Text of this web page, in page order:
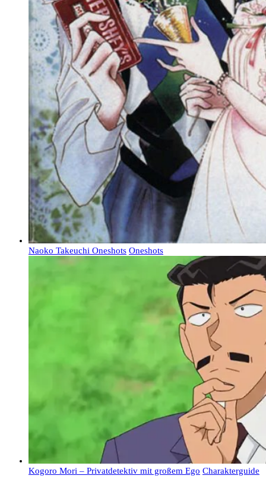
Naoko Takeuchi Oneshots Oneshots
Kogoro Mori – Privatdetektiv mit großem Ego Charakterguide